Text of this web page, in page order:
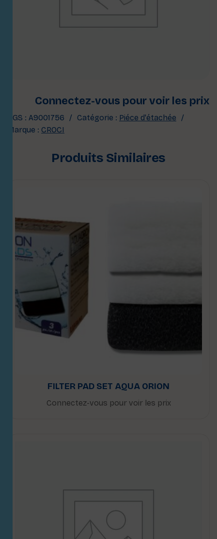
Connectez-vous pour voir les prix
UGS : A9001756 Catégorie : Piéce d'étachée
Marque : CROCI
Produits Similaires
FILTER PAD SET AQUA ORION
Connectez-vous pour voir les prix